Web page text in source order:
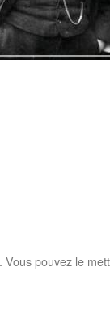
. Vous pouvez le